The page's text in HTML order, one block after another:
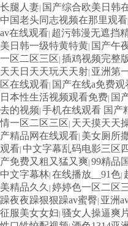
长腿人妻| 国产综合欧美日韩
中国老头同志视频在那里观看
av在线观看| 超污韩漫无遮挡
美日韩一级特黄特黄| 国产午
一区二区三区| 插鸡视频完整
天天日天天玩天天射| 亚洲第
区在线观看| 国产在线a免费观
日本性生活视频观看免费| 国
去的视频| 手机在线观看 国产
情一区二区三区| 天天摸天天
产精品网在线观看| 美女厕所
观看| 中文字幕乱码电影三区
产免费又粗又猛又爽| 99精品
中文字幕林| 在线播放__91色|
美精品久久 | 婷婷色一区二区
躁夜夜躁狠狠躁av蜜臀| 亚洲
征服美女女妇| 骚女人操逼爽